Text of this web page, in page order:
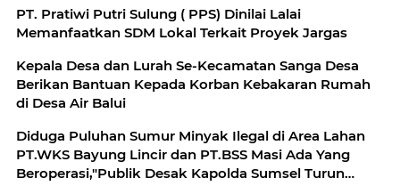
PT. Pratiwi Putri Sulung ( PPS) Dinilai Lalai
Memanfaatkan SDM Lokal Terkait Proyek Jargas
Kepala Desa dan Lurah Se-Kecamatan Sanga Desa
Berikan Bantuan Kepada Korban Kebakaran Rumah
di Desa Air Balui
Diduga Puluhan Sumur Minyak Ilegal di Area Lahan
PT.WKS Bayung Lincir dan PT.BSS Masi Ada Yang
Beroperasi,"Publik Desak Kapolda Sumsel Turun